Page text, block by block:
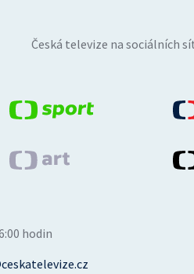
Česká televize na sociálních
hodin